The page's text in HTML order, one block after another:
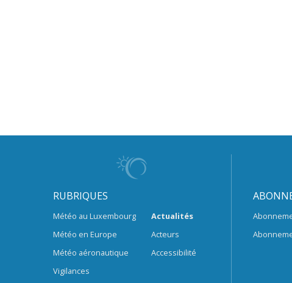
RUBRIQUES
Météo au Luxembourg
Météo en Europe
Météo aéronautique
Vigilances
Actualités
Acteurs
Accessibilité